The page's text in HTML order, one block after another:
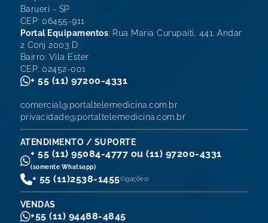
Barueri - SP
CEP: 06455-911
Portal Equipamentos: Rua Maria Curupaiti, 441. Andar
2 Conj 2003 D
Bairro: Vila Ester
CEP: 02452-001
+ 55 (11) 97200-4331
comercial@portaltelemedicina.com.br
privacidade@portaltelemedicina.com.br
ATENDIMENTO / SUPORTE
+ 55 (11) 95084-4777 ou (11) 97200-4331
(somente Whatsapp)
+ 55 (11)2538-1455(ligações)
VENDAS
+55 (11) 94488-4845